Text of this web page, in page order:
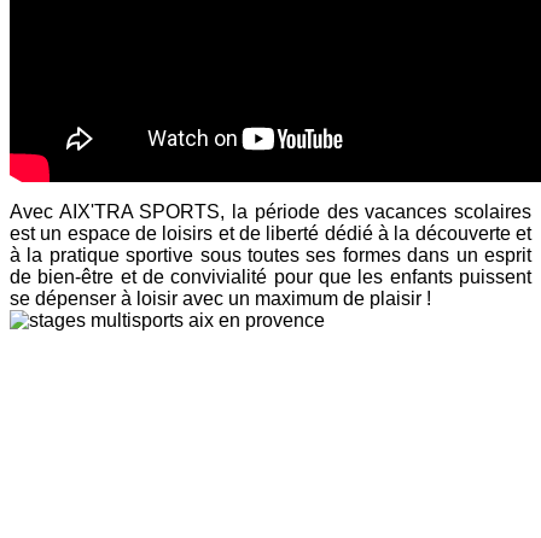
Avec AIX'TRA SPORTS, la période des vacances scolaires
est un espace de loisirs et de liberté dédié à la découverte et
à la pratique sportive sous toutes ses formes dans un esprit
de bien-être et de convivialité pour que les enfants puissent
se dépenser à loisir avec un maximum de plaisir !